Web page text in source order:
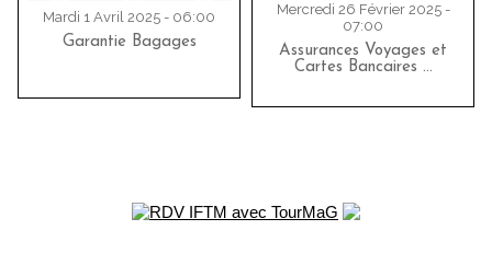
Mardi 1 Avril 2025 - 06:00
Garantie Bagages
Mercredi 26 Février 2025 -
07:00
Assurances Voyages et
Cartes Bancaires …